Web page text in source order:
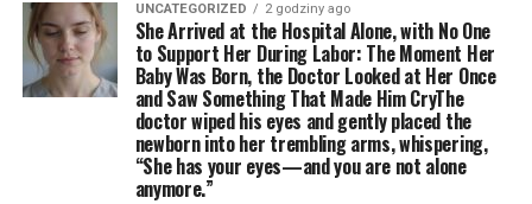
UNCATEGORIZED 2 godziny ago
She Arrived at the Hospital Alone, with No One
to Support Her During Labor: The Moment Her
Baby Was Born, the Doctor Looked at Her Once
and Saw Something That Made Him CryThe
doctor wiped his eyes and gently placed the
newborn into her trembling arms, whispering,
“She has your eyes—and you are not alone
anymore.”